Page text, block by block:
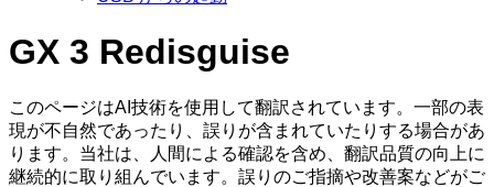
GX 3 Redisguise
このページはAI技術を使用して翻訳されています。一部の表
現が不自然であったり、誤りが含まれていたりする場合があ
ります。当社は、人間による確認を含め、翻訳品質の向上に
継続的に取り組んでいます。誤りのご指摘や改善案などがご